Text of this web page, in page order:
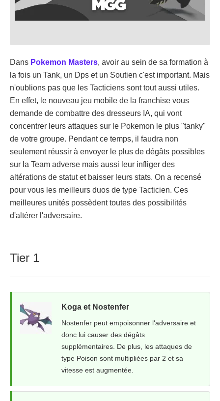
Dans Pokemon Masters, avoir au sein de sa formation à
la fois un Tank, un Dps et un Soutien c'est important. Mais
n'oublions pas que les Tacticiens sont tout aussi utiles.
En effet, le nouveau jeu mobile de la franchise vous
demande de combattre des dresseurs IA, qui vont
concentrer leurs attaques sur le Pokemon le plus "tanky"
de votre groupe. Pendant ce temps, il faudra non
seulement réussir à envoyer le plus de dégâts possibles
sur la Team adverse mais aussi leur infliger des
altérations de statut et baisser leurs stats. On a recensé
pour vous les meilleurs duos de type Tacticien. Ces
meilleures unités possèdent toutes des possibilités
d'altérer l'adversaire.
Tier 1
Koga et Nostenfer
Nostenfer peut empoisonner l'adversaire et
donc lui causer des dégâts
supplémentaires. De plus, les attaques de
type Poison sont multipliées par 2 et sa
vitesse est augmentée.